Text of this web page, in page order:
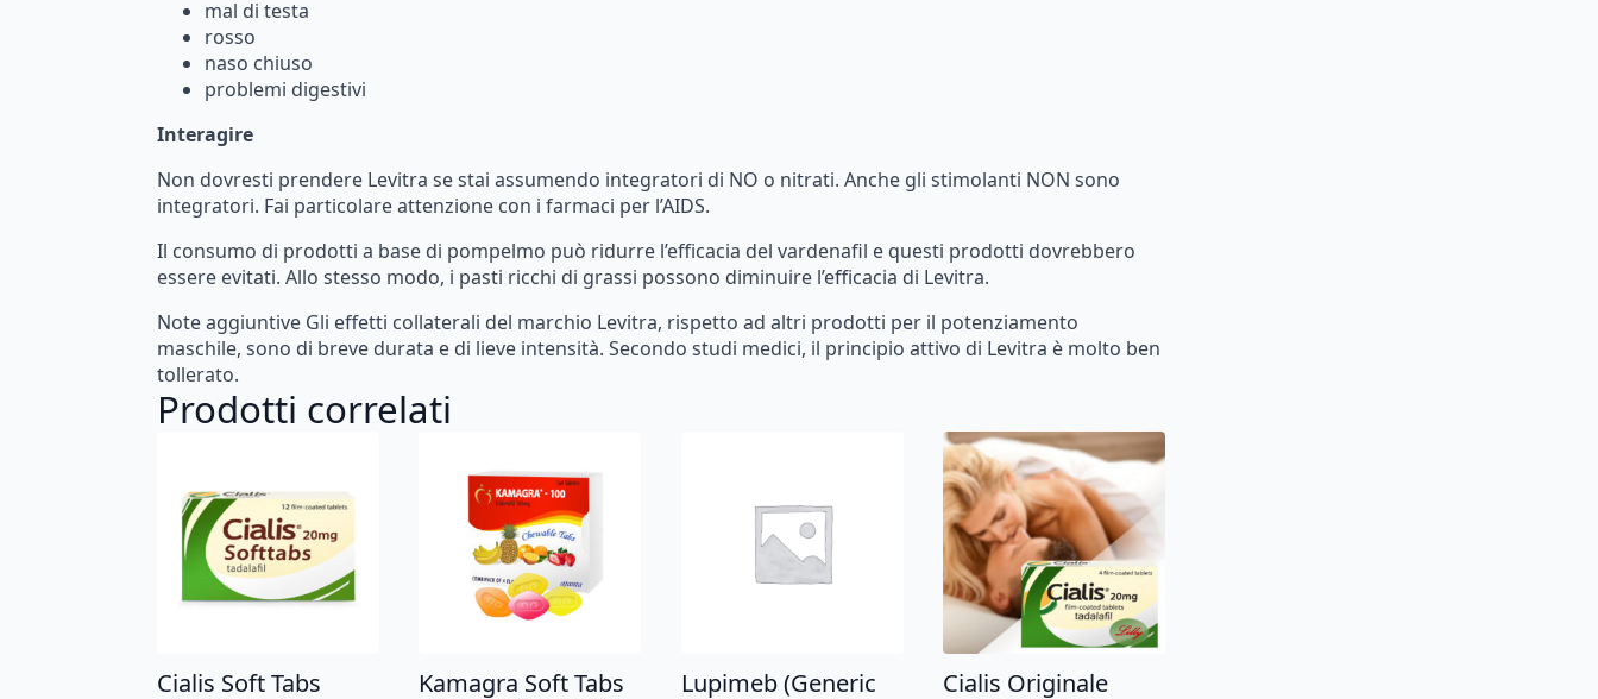
mal di testa
rosso
naso chiuso
problemi digestivi
Interagire
Non dovresti prendere Levitra sestai assumendo integratori di NO o nitrati. Anche gli stimolanti NON sono
integratori. Fai particolareattenzione con i farmaci per l’AIDS.
Il consumo di prodotti a base di pompelmo può ridurre l’efficacia del vardenafil e questi prodotti dovrebbero
essere evitati. Allo stesso modo, i pasti ricchi di grassi possono diminuire l’efficacia di Levitra.
Noteaggiuntive Gli effetti collaterali del marchio Levitra, rispetto ad altri prodotti per il potenziamento
maschile, sono di breve durata e di lieve intensità. Secondo studi medici, il principio attivo di Levitra è molto ben
tollerato.
Prodotti correlati
Cialis Soft Tabs Kamagra Soft Tabs
Lupimeb (Generic
Cialis Originale